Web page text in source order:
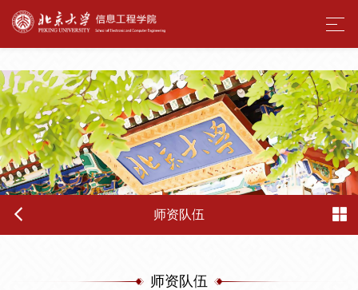
酒店偷拍
师资队伍
师资队伍